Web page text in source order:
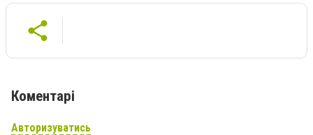
Коментарі
Авторизуватись